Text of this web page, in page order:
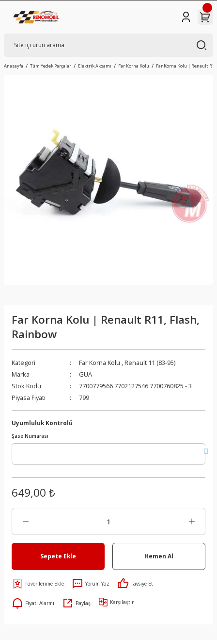
Anasayfa Tüm Yedek Parçalar Elektrik Aksamı Far Korna Kolu Far Korna Kolu | Renault
Far Korna Kolu | Renault R11, Flash,
Rainbow
Kategori Far Korna Kolu ,Renault 11 (83-95)
Marka
GUA
Stok Kodu
7700779566 7702127546 7700760825 - 3
Piyasa Fiyatı
799
Uyumluluk Kontrolü
Şase Numarası
649,00 ₺
Sepete Ekle Hemen Al
Yorum Yaz Tavsiye Et
Fiyatı Alarmı Paylaş Karşılaştır